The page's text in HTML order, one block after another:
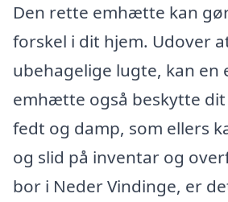
Den rette emhætte kan
forskel i dit hjem. Udover
ubehagelige lugte, kan en
emhætte også beskytte
fedt og damp, som ellers
og slid på inventar og
bor i Neder Vindinge, er